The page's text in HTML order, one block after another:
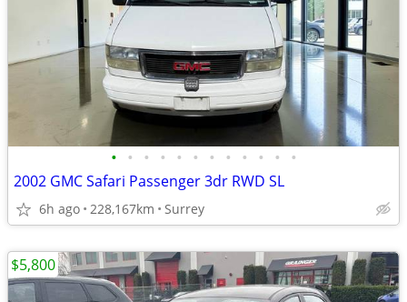
• • • • • • • • • • • •
2002 GMC Safari Passenger 3dr RWD SL
6h ago 228,167km Surrey
$5,800